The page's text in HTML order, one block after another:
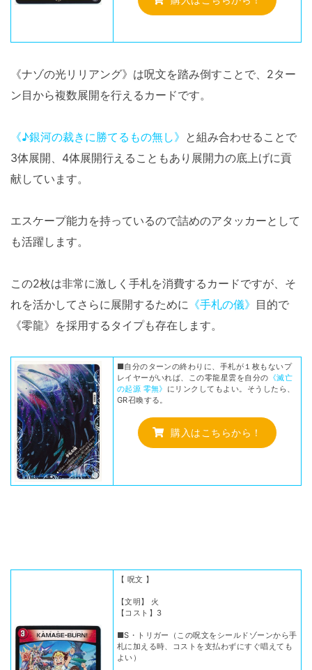
《ナゾの光リリアング》は呪文を踏み倒すことで、2ター
ン目から複数展開を行えるカードです。
《♪銀河の裁きに勝てるもの無し》 と組み合わせることで
3体展開、4体展開行えることもあり展開力の底上げに貢
献しています。
エスケープ能力を持っているので詰めのアタッカーとして
も活躍します。
この2枚は非常に激しく手札を消費するカードですが、そ
れを活かしてさらに展開するために 《手札の儀》 目的で
《零龍》を採用するタイプも存在します。
■自分のターンの終わりに、手札が１枚もないプ
レイヤーがいれば、この零龍星雲を自分の 《滅亡
の起源 零無》 にリンクしてもよい。そうしたら、
GR召喚する。
購入はこちらから！
【 呪文 】
【文明】 火
【コスト】3
■S・トリガー（この呪文をシールドゾーンから手
札に加える時、コストを支払わずにすぐ唱えても
よい）